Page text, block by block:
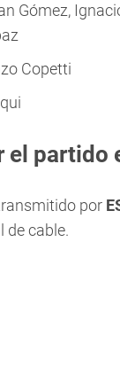
Gómez,
Copetti
el partido
por
de cable.